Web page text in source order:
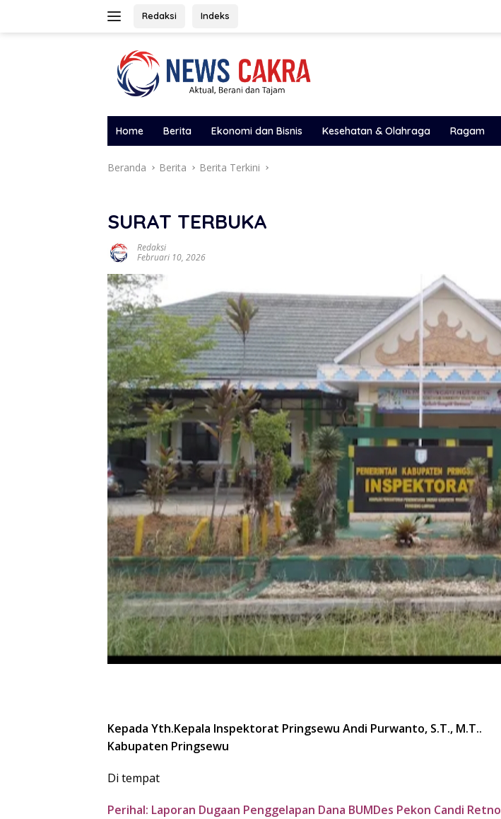
Redaksi Indeks
Home Berita Ekonomi dan Bisnis Kesehatan & Olahraga Ragam
Beranda Berita Berita Terkini
SURAT TERBUKA
Redaksi
Februari 10, 2026
Kepada Yth.Kepala Inspektorat Pringsewu Andi Purwanto, S.T., M.T..
Kabupaten Pringsewu
Di tempat
Perihal: Laporan Dugaan Penggelapan Dana BUMDes Pekon Candi Retno